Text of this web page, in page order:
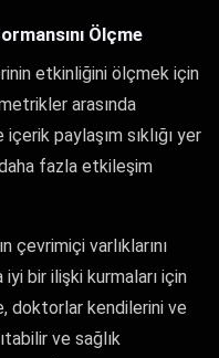
Ölçme
etkinliğini ölçmek için
arasında
paylaşım sıklığı yer
fazla etkileşim
çevrimiçi varlıklarını
bir ilişki kurmaları için
doktorlar kendilerini ve
ve sağlık